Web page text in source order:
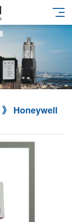
》 Honeywell